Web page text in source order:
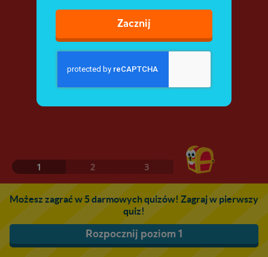
1 2 3
Możesz zagrać w 5 darmowych quizów! Zagraj w pierwszy
quiz!
Rozpocznij poziom 1
Zacznij